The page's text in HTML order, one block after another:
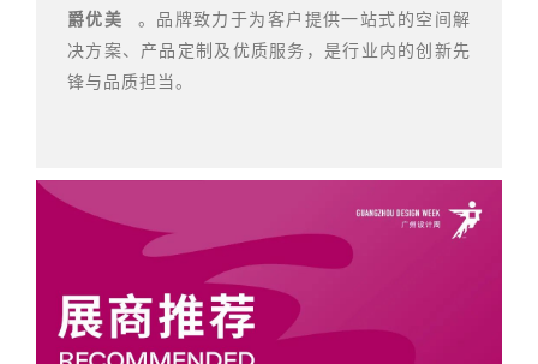
爵优美
。品牌致力于为客户提供一站式的空间解
决方案、产品定制及优质服务，是行业内的创新先
锋与品质担当。